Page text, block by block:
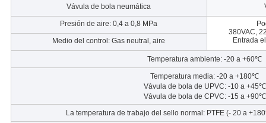
Vávula de bola neumática
Presión de aire: 0,4 a 0,8 MPa
380VAC,
Entrada
Medio del control: Gas neutral, aire
Temperatura ambiente: -20 a +60℃
Temperatura media: -20 a +180℃
Vávula de bola de UPVC: -10 a +45℃
Vávula de bola de CPVC: -15 a +90℃
La temperatura de trabajo del sello normal: PTFE (- 20 a